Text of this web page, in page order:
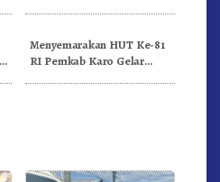
Menyemarakan HUT Ke-81
RI Pemkab Karo Gelar